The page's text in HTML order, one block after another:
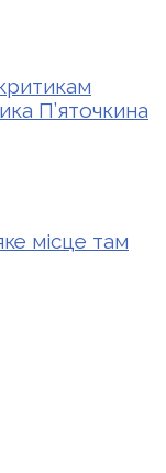
П’яточкина
місце там